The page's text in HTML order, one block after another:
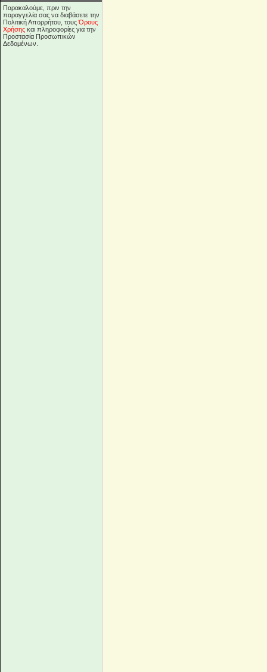
Παρακαλούμε, πριν την
παραγγελία σας να διαβάσετε την
Πολιτική Απορρήτου, τουςΌρους
Χρήσης και πληροφορίες για την
Προστασία Προσωπικών
Δεδομένων.